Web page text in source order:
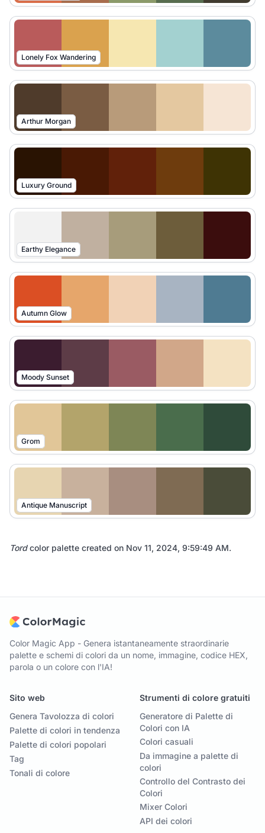
Lonely Fox Wandering
Arthur Morgan
Luxury Ground
Earthy Elegance
Autumn Glow
Moody Sunset
Grom
Antique Manuscript
Tordcolor palette created on Nov 11, 2024, 9:59:49 AM.
Color Magic App - Genera istantaneamente straordinarie
palette e schemi di colori da un nome, immagine, codice HEX,
parola o un colore con l'IA!
Sito web
Genera Tavolozza di colori
Palette di colori in tendenza
Palette di colori popolari
Tag
Tonali di colore
Strumenti di colore gratuiti
Generatore di Palette di
Colori con IA
Colori casuali
Da immagine a palette di
colori
Controllo del Contrasto dei
Colori
Mixer Colori
API dei colori